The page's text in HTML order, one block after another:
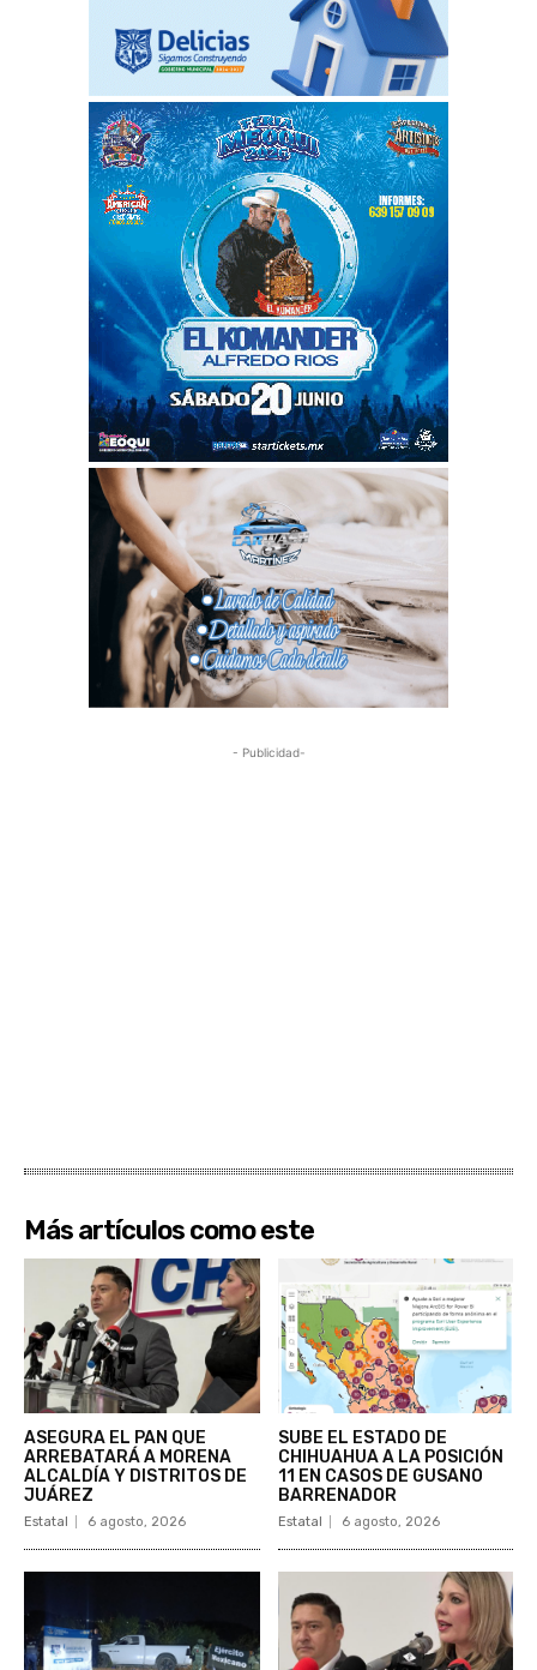
- Publicidad-
Más artículos como este
ASEGURA EL PAN QUE
ARREBATARÁ A MORENA
ALCALDÍA Y DISTRITOS DE
JUÁREZ
Estatal 6 agosto, 2026
SUBE EL ESTADO DE
CHIHUAHUA A LA POSICIÓN
11 EN CASOS DE GUSANO
BARRENADOR
Estatal 6 agosto, 2026